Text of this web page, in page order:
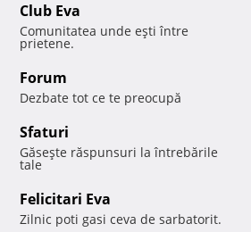
Club Eva
Comunitatea unde eşti între
prietene.
Forum
Dezbate tot ce te preocupă
Sfaturi
Găseşte răspunsuri la întrebările
tale
Felicitari Eva
Zilnic poti gasi ceva de sarbatorit.